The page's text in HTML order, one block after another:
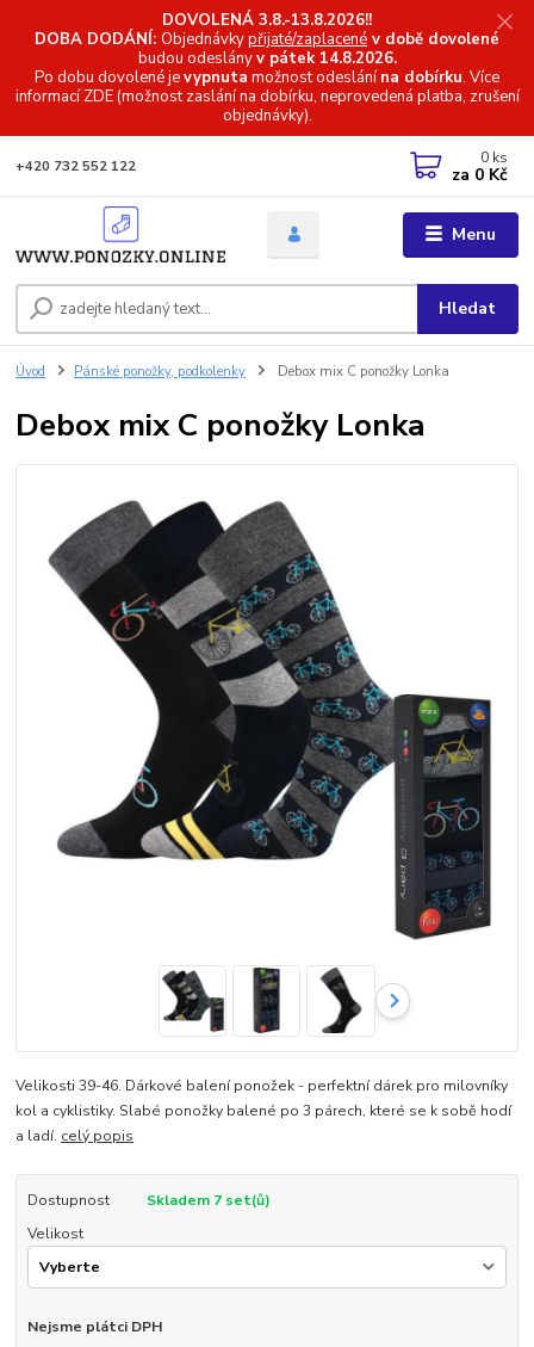
DOVOLENÁ 3.8.-13.8.2026!!
DOBA DODÁNÍ: Objednávkypřijaté/zaplacené v době dovolené
budou odeslányv pátek 14.8.2026.
Po dobu dovolené jevypnuta možnost odeslánína dobírku. Více
informacíZDE (možnost zaslání na dobírku, neprovedená platba, zrušení
objednávky).
Menu
Hledat
+420 732 552 122 0 ks
za 0 Kč
Úvod Pánské ponožky, podkolenky Debox mix C ponožky Lonka
Debox mix C ponožky Lonka
Velikosti 39-46. Dárkové balení ponožek - perfektní dárek pro milovníky
kol a cyklistiky. Slabé ponožky balené po 3 párech, které se k sobě hodí
a ladí. celý popis
Dostupnost
Skladem 7 set(ů)
Velikost
Nejsme plátci DPH